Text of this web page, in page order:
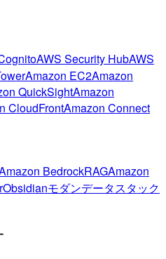
AWS Security HubAWS
Amazon EC2Amazon
QuickSightAmazon
CloudFrontAmazon Connect
BedrockRAGAmazon
Obsidianモダンデータスタック